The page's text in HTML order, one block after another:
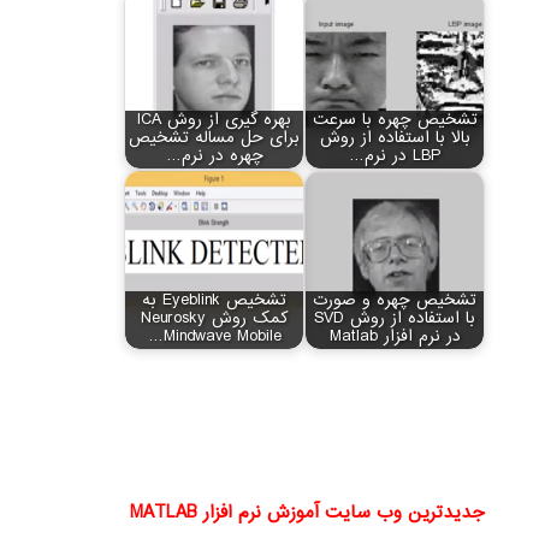
تشخیص چهره با سرعت
بالا با استفاده از روش
LBP در نرم…
بهره گیری از روش ICA
برای حل مساله تشخیص
چهره در نرم…
تشخیص چهره و صورت
با استفاده از روش SVD
در نرم افزار Matlab
تشخیص Eyeblink به
کمک روش Neurosky
Mindwave Mobile…
جدیدترین وب سایت آموزش نرم افزار MATLAB